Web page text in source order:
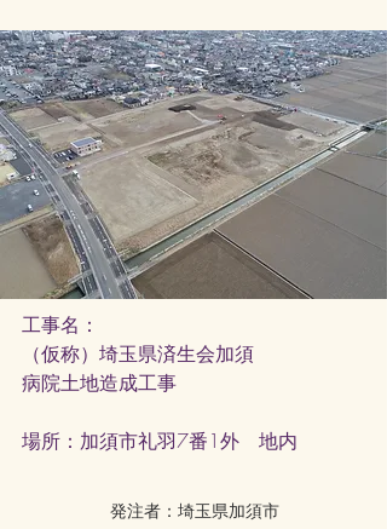
工事名：
（仮称）埼玉県済生会加須
病院土地造成工事
​場所：加須市礼羽7番1外 地内
発注者：埼玉県加須市